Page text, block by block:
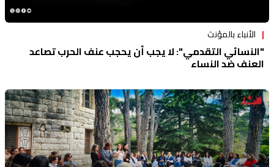
الأنباء بالمؤنث
"النسائي التقدمي": لا يجب أن يحجب عنف الحرب تصاعد
العنف ضد النساء